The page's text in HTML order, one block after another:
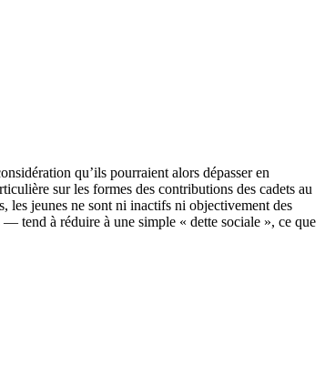
qu’ils pourraient alors dépasser en
sur les formes des contributions des cadets au
les jeunes ne sont ni inactifs ni objectivement des
tend à réduire à une simple « dette sociale », ce que